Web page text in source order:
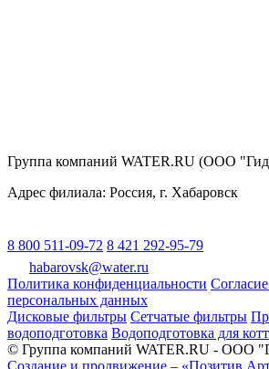
Группа компаний WATER.RU (ООО
Адрес филиала: Россия, г. Хабаровск
8 800 511-09-72 8 421 292-95-79
habarovsk@water.ru
Политика конфиденциальности
персональных данных
Дисковые фильтры Сетчатые фильтры
водоподготовка Водоподготовка для
© Группа компаний WATER.RU - ООО
Создание и продвижение – «Позитив